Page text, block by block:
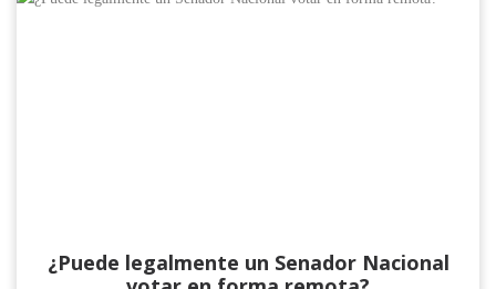
¿Puede legalmente un Senador Nacional